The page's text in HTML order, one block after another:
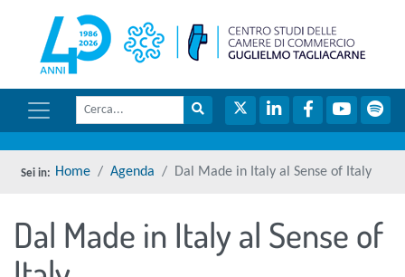
Vai ai contenuti
Menu di navigazione
Cerca
torna al menu di scelta rapida
Menu di navigazione principale
torna al menu di scelta rapida
Cerca nel sito Twitter LinkedIn FacebookYouTube
Home Agenda Dal Made in Italy al Sense of Italy
torna al menu di scelta rapida
Dal Made in Italy al Sense of